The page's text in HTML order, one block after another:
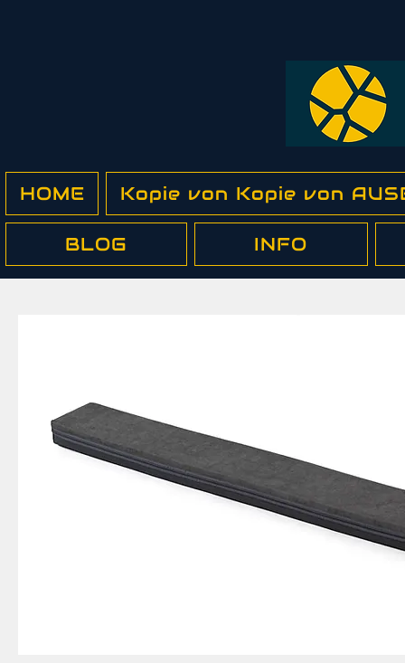
HOME Kopie von Kopie von
BLOG INFO